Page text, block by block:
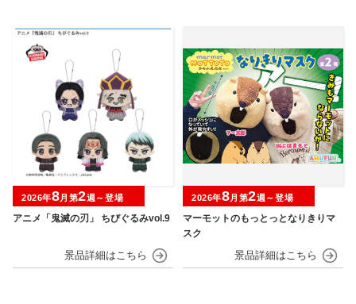
アニメ「鬼滅の刃」 ちびぐるみvol.9
2026年8月第2週～登場
マーモットのもっとっとなりきりマ
スク
2026年8月第2週～登場